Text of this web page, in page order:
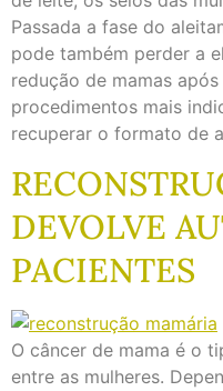
Passada a fase do
pode também perder a
redução de mamas
procedimentos mais
recuperar o formato de
DEVOLVE
PACIENTES
O câncer de mama é o
entre as mulheres.